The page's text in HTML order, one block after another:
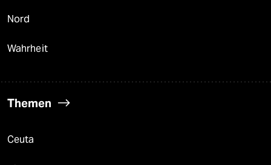
Nord
Wahrheit
Themen
Ceuta